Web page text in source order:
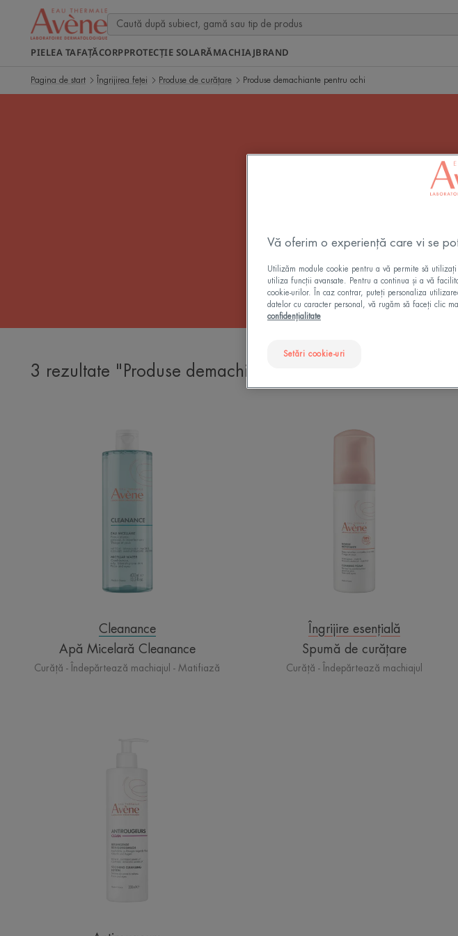
PIELEA TAFAȚĂCORPPROTECȚIE SOLARĂMACHIAJBRAND
Pagina de start Îngrijirea feței Produse de curățare Produse demachiante pentru ochi
Produse
Toate
3 rezultate "Produse demachiante pentru ochi"
Cleanance
Cleanance
Apă Micelară Cleanance
Curăță - Îndepărtează machiajul - Matifiază
Îngrijire esențială
Spumă de curățare
Curăță - Îndepărtează machiajul
Vă oferim o experiență care vi se
Utilizăm module cookie pentru a vă permite să
utiliza funcții avansate. Pentru a continua și a vă
cookie-urilor. În caz contrar, puteți personaliza
datelor cu caracter personal, vă rugăm să faceți clic
confidențialitate
Setări cookie-uri